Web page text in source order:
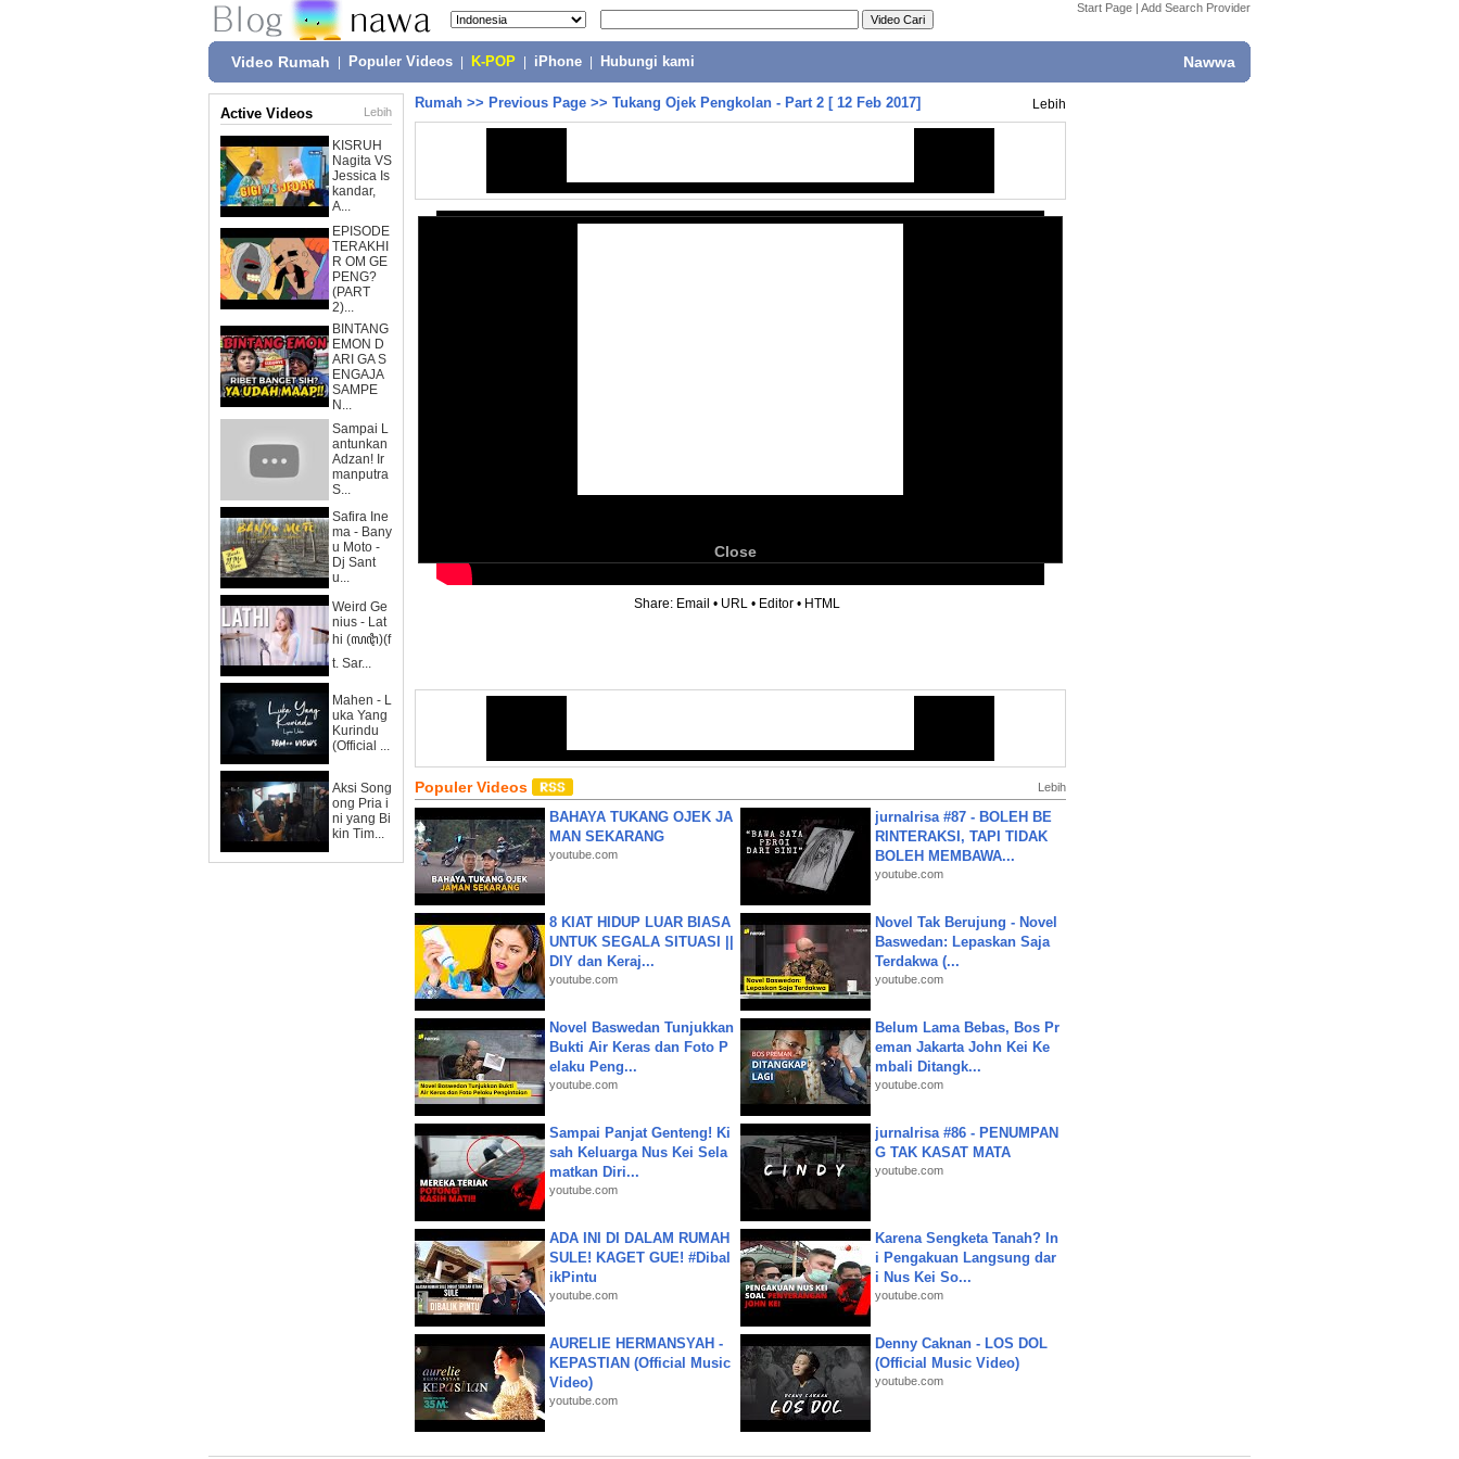
Start Page | Add Search Provider
Video Rumah Populer Videos K-POP iPhone Hubungi kami Nawwa
Active Videos Lebih
KISRUH
Nagita VS
Jessica Is
kandar,
A...
EPISODE
TERAKHI
R OM GE
PENG?
(PART
2)...
BINTANG
EMON D
ARI GA S
ENGAJA
SAMPE
N...
Sampai L
antunkan
Adzan! Ir
manputra
S...
Safira Ine
ma - Bany
u Moto -
Dj Sant
u...
Weird Ge
nius - Lat
hi (ꦭꦛꦶ)(f
t. Sar...
Mahen - L
uka Yang
Kurindu
(Official ...
Aksi Song
ong Pria i
ni yang Bi
kin Tim...
Rumah >> Previous Page >> Tukang Ojek Pengkolan - Part 2 [ 12 Feb 2017] Lebih
Close
Share: Email • URL • Editor • HTML
Populer Videos Lebih
BAHAYA TUKANG OJEK JA
MAN SEKARANG
youtube.com
jurnalrisa #87 - BOLEH BE
RINTERAKSI, TAPI TIDAK
BOLEH MEMBAWA...
youtube.com
8 KIAT HIDUP LUAR BIASA
UNTUK SEGALA SITUASI ||
DIY dan Keraj...
youtube.com
Novel Tak Berujung - Novel
Baswedan: Lepaskan Saja
Terdakwa (...
youtube.com
Novel Baswedan Tunjukkan
Bukti Air Keras dan Foto P
elaku Peng...
youtube.com
Belum Lama Bebas, Bos Pr
eman Jakarta John Kei Ke
mbali Ditangk...
youtube.com
Sampai Panjat Genteng! Ki
sah Keluarga Nus Kei Sela
matkan Diri...
youtube.com
jurnalrisa #86 - PENUMPAN
G TAK KASAT MATA
youtube.com
ADA INI DI DALAM RUMAH
SULE! KAGET GUE! #Dibal
ikPintu
youtube.com
Karena Sengketa Tanah? In
i Pengakuan Langsung dar
i Nus Kei So...
youtube.com
AURELIE HERMANSYAH -
KEPASTIAN (Official Music
Video)
youtube.com
Denny Caknan - LOS DOL
(Official Music Video)
youtube.com